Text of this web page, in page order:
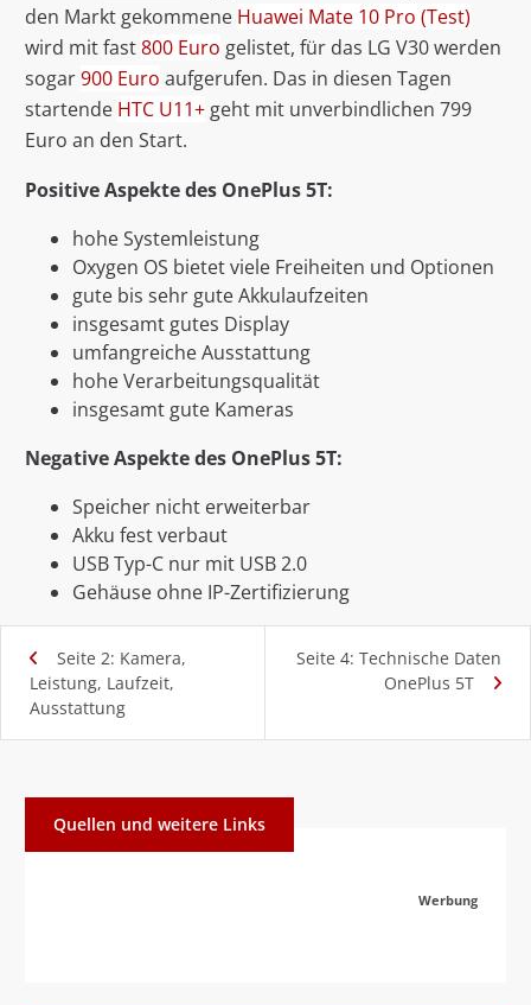
den Markt gekommene Huawei Mate 10 Pro (Test)
wird mit fast800 Euro gelistet, für das LG V30 werden
sogar900 Euro aufgerufen. Das in diesen Tagen
startende HTC U11+ geht mit unverbindlichen 799
Euro an den Start.
Positive Aspekte des OnePlus 5T:
hohe Systemleistung
Oxygen OS bietet viele Freiheiten und Optionen
gute bis sehr gute Akkulaufzeiten
insgesamt gutes Display
umfangreiche Ausstattung
hohe Verarbeitungsqualität
insgesamt gute Kameras
Negative Aspekte des OnePlus 5T:
Speicher nicht erweiterbar
Akku fest verbaut
USB Typ-C nur mit USB 2.0
Gehäuse ohne IP-Zertifizierung
Seite 2: Kamera,
Leistung, Laufzeit,
Ausstattung
Seite 4: Technische Daten
OnePlus 5T
Quellen und weitere Links
Werbung